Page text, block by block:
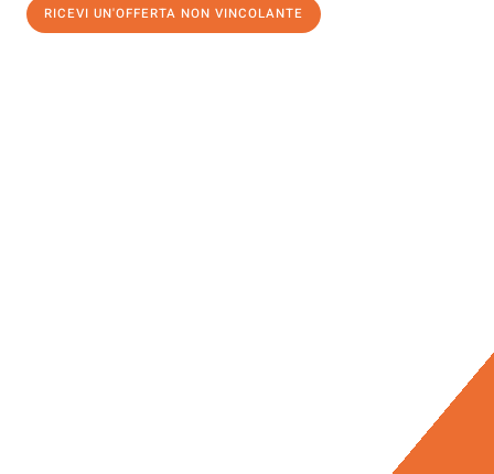
RICEVI UN'OFFERTA NON VINCOLANTE